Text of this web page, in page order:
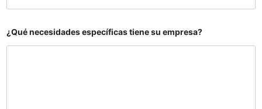
¿Qué necesidades específicas tiene su empresa?